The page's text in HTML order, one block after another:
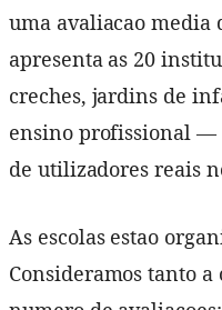
uma avaliacao media
apresenta as 20
creches, jardins de
ensino profissional —
de utilizadores reais
As escolas estao
Consideramos tanto